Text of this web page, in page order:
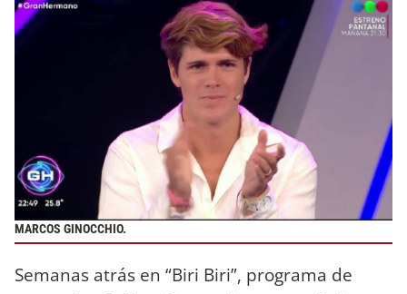
MARCOS GINOCCHIO.
Semanas atrás en “Biri Biri”, programa de